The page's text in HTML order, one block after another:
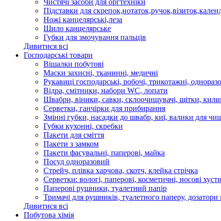
Чистячі засоби для оргтехніки
Підставки для
Ножі канцелярські,леза
Шило канцелярське
Губки для змочування пальців
Дивитися всі
Господарські товари
Вішалки побутові
Маски захисні, тканинні, медичні
Рукавиці господарські, робочі, трикотажні,
Відра, смітники, набори WC, лопати
Швабри, віники, савки, склоочищувачі, щітки,
Серветки, ганчірки для прибирання
Змінні губки, насадки до швабр, киї, валики для
Губки кухонні, скребки
Пакети для сміття
Пакети з замком
Пакети фасувальні, паперові, майка
Посуд одноразовий
Стрейч, плівка харчова, скотч, клейка стрічка
Серветки: вологі, паперові, косметичні, носові
Паперові рушники, туалетний папір
Тримачі для рушників, туалетного паперу, дозатори
Дивитися всі
Побутова хімія